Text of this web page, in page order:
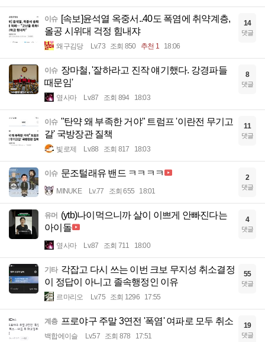
이슈 [속보]윤석열 옥중서..40도 폭염에 취약계층,
올공 시위대 걱정 힘내쟈
왜구김당 Lv.73 조회 850 추천 1 18:06
14
댓글
이슈 장마철, '잘하라고 진작 얘기했다. 강경파들
때문임'
옆사마 Lv.87 조회 894 18:03
8
댓글
이슈 "탄약 왜 부족한 거야" 트럼프 '이란전 무기고
갈' 국방장관 질책
빛로제 Lv.88 조회 817 18:03
11
댓글
이슈 문조털래유 밴드 ㅋㅋㅋㅋ
MINUKE Lv.77 조회 655 18:01
2
댓글
유머 (ytb)나이먹으니까 살이 이쁘게 안빠진다는
아이돌
옆사마 Lv.87 조회 711 18:00
4
댓글
기타 각잡고 다시 쓰는 이번 크보 무지성 취소결정
이 정답이 아니고 졸속행정인 이유
르마리오 Lv.75 조회 1296 17:55
55
댓글
계층 프로야구 주말 3연전 '폭염' 여파로 모두 취소
백합에이슬 Lv.57 조회 878 17:51
19
댓글